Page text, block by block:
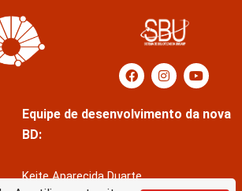
Equipe de desenvolvimento da nova
BD:
Keite Aparecida Duarte